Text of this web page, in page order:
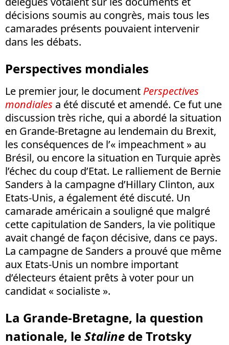
décisions soumis au congrès, mais tous les
camarades présents pouvaient intervenir
dans les débats.
Perspectives mondiales
Le premier jour, le document Perspectives
mondiales a été discuté et amendé. Ce fut une
discussion très riche, qui a abordé la situation
en Grande-Bretagne au lendemain du Brexit,
les conséquences de l’« impeachment » au
Brésil, ou encore la situation en Turquie après
l’échec du coup d’Etat. Le ralliement de Bernie
Sanders à la campagne d’Hillary Clinton, aux
Etats-Unis, a également été discuté. Un
camarade américain a souligné que malgré
cette capitulation de Sanders, la vie politique
avait changé de façon décisive, dans ce pays.
La campagne de Sanders a prouvé que même
aux Etats-Unis un nombre important
d’électeurs étaient prêts à voter pour un
candidat « socialiste ».
La Grande-Bretagne, la question
nationale, leStaline de Trotsky